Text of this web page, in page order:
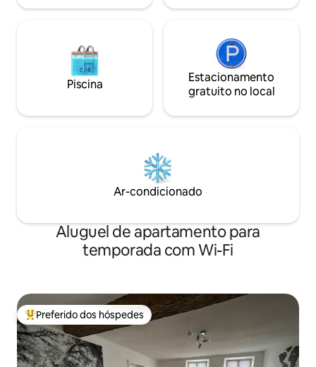
Piscina
Estacionamento
gratuito no local
Ar-condicionado
Aluguel de apartamento para
temporada com Wi-Fi
Entre os melhores preferidos dos hóspedes
Preferido dos hóspedes